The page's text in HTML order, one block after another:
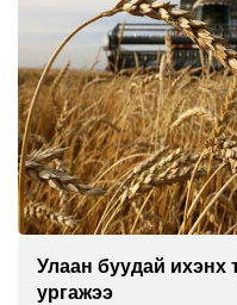
Улаан буудай ихэнх
ургажээ